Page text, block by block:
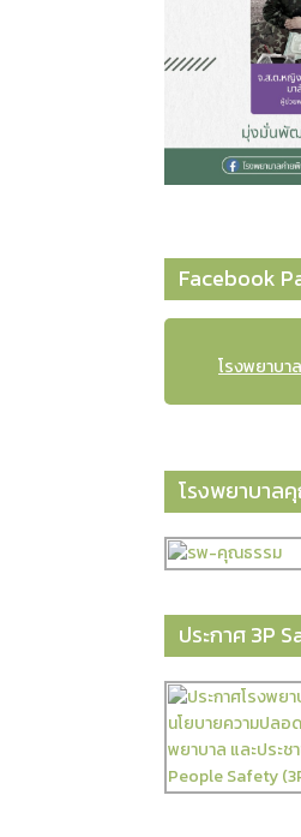
Facebook
โรงพยาบ
โรงพยาบาล
ประกาศ 3P